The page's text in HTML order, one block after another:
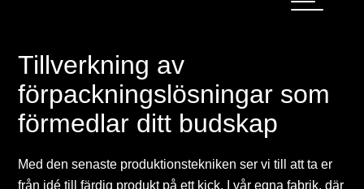
Tillverkning av
förpackningslösningar som
förmedlar ditt budskap
Med den senaste produktionstekniken ser vi till att ta er
från idé till färdig produkt på ett kick. I vår egna fabrik, där